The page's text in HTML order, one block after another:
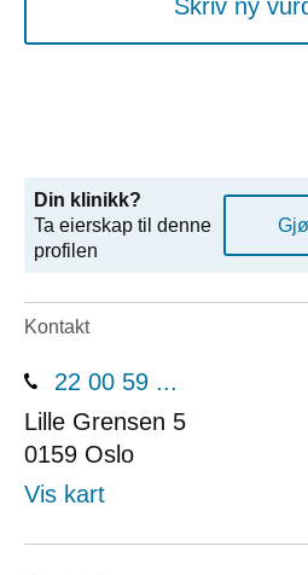
Skriv ny
Din klinikk?
Ta eierskap til denne
profilen
Kontakt
22 00 59 ...
Lille Grensen 5
0159 Oslo
Vis kart